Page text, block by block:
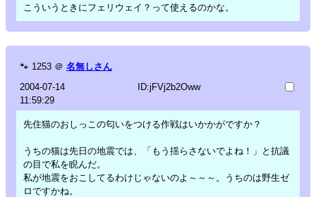
こういうときにフェリウェイ？って使えるのかな。
🐾 1253 ＠ 名無しさん
2004-07-14
11:59:29
ID:jFVj2b2Oww
先住猫のおしっこの匂いをつける作戦はいかかがですか？
うちの猫は先日の地震では、「もう揺らさないでよね！」と抗議
の目で私を睨んだ。
私が地震をおこしてるわけじゃないのよ～～～。うちのは野生ゼ
ロですかね。